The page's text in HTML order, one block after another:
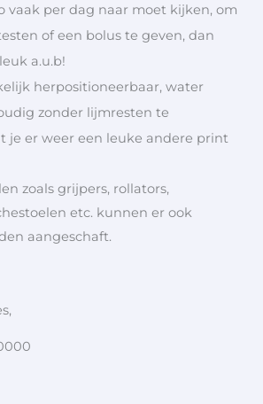
vaak per dag naar moet kijken, om
of een bolus te geven, dan
a.u.b!
herpositioneerbaar, water
zonder lijmresten te
je er weer een leuke andere print
zoals grijpers, rollators,
etc. kunnen er ook
aangeschaft.